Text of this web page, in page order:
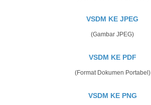
VSDM KE JPEG
(Gambar JPEG)
VSDM KE PDF
(Format Dokumen Portabel)
VSDM KE PNG